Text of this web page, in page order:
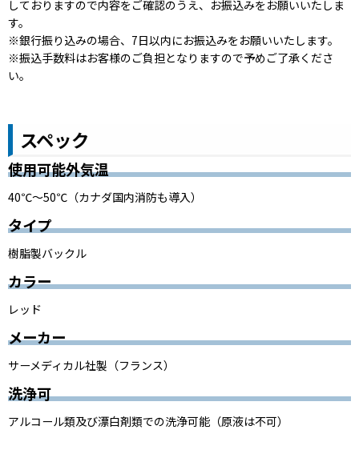
しておりますので内容をご確認のうえ、お振込みをお願いいたしま
す。
※銀行振り込みの場合、 7日以内にお振込みをお願いいたします。
※振込手数料はお客様のご負担となりますので予めご了承くださ
い。
スペック
使用可能外気温
40℃〜50℃（カナダ国内消防も導入）
タイプ
樹脂製バックル
カラー
レッド
メーカー
サーメディカル社製（フランス）
洗浄可
アルコール類及び漂白剤類での洗浄可能（原液は不可）